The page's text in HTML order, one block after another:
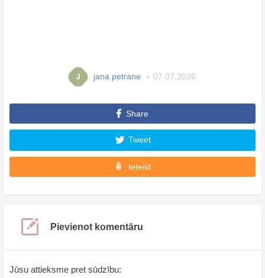
J jana petrane 07.07.2026
Share
Tweet
Ieteikt
Pievienot komentāru
Jūsu attieksme pret sūdzību: